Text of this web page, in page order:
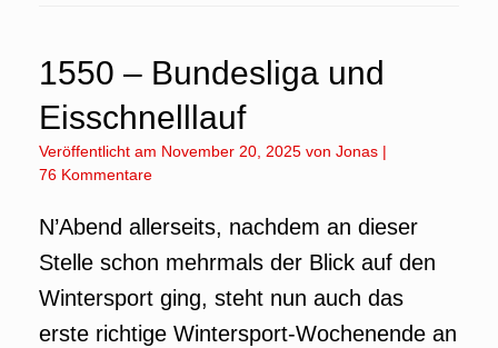
1550 – Bundesliga und
Eisschnelllauf
Veröffentlicht am November 20, 2025 von Jonas |
76 Kommentare
N’Abend allerseits, nachdem an dieser
Stelle schon mehrmals der Blick auf den
Wintersport ging, steht nun auch das
erste richtige Wintersport-Wochenende an